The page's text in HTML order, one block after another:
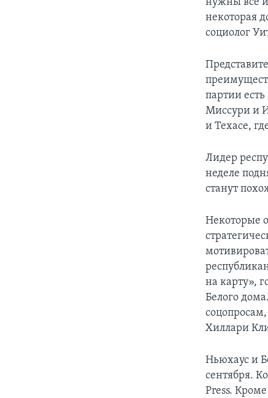
некоторая
социолог
партии
Миссури и
и Техасе,
Лидер
неделе
станут
Некоторые
на карту»,
Белого
Хиллари
Ньюхаус и
сентября.
Press.